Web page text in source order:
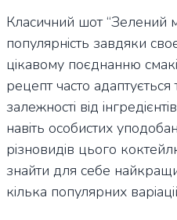
Класичний шот “Зелений
популярність завдяки
цікавому поєднанню
рецепт часто
залежності від
навіть особистих
різновидів цього
знайти для себе
кілька популярних